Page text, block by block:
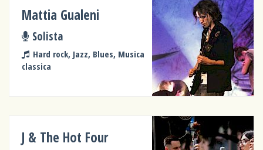
Mattia Gualeni
Solista
Hard rock, Jazz, Blues, Musica
classica
J & The Hot Four